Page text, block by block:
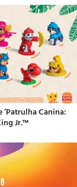
Canina:
Jr.™